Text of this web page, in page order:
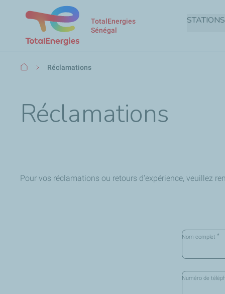
TotalEnergies
Sénégal
Fil
Réclamations
Réclamations
Pour vos réclamations ou retours d'expérience, veuillez
Nom complet *
Numéro de